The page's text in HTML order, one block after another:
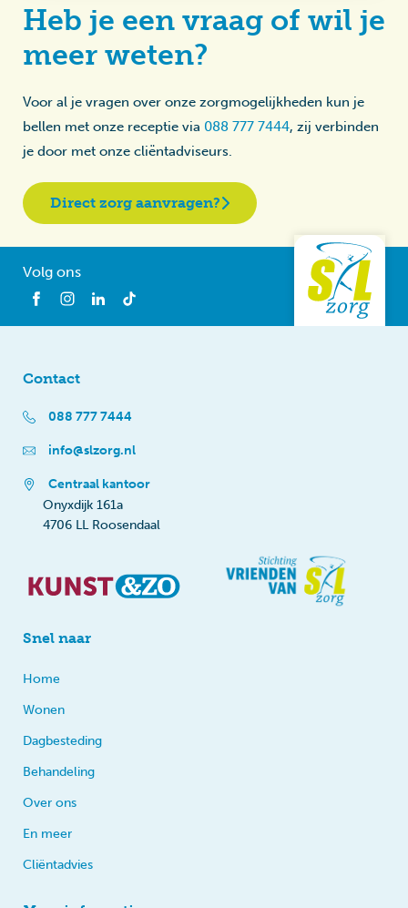
Heb je een vraag of wil je
meer weten?
Voor al je vragen over onze zorgmogelijkheden kun je
bellen met onze receptie via 088 777 7444, zij verbinden
je door met onze cliëntadviseurs.
Direct zorg aanvragen?
Volg ons
Contact
088 777 7444
info@slzorg.nl
Centraal kantoor
Onyxdijk 161a
4706 LL Roosendaal
Snel naar
Home
Wonen
Dagbesteding
Behandeling
Over ons
En meer
Cliëntadvies